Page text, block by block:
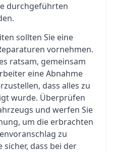
durchgeführten
sollten Sie eine
vornehmen.
ratsam, gemeinsam
eine Abnahme
dass alles zu
wurde. Überprüfen
und werfen Sie
um die erbrachten
zu
sicher, dass bei der